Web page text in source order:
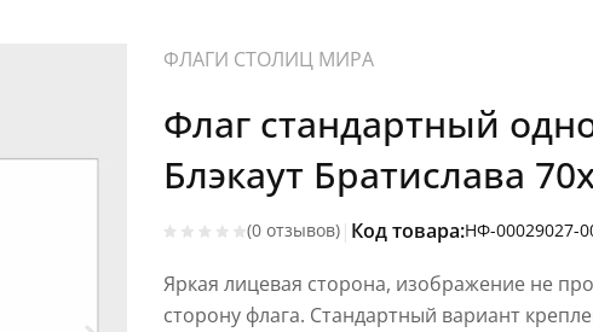
ФЛАГИ СТОЛИЦ МИРА
Флаг стандартный
Блэкаут Братислава
(0 отзывов) | Код товара:НФ-00029027-
Яркая лицевая сторона, изображение не
сторону флага. Стандартный вариант